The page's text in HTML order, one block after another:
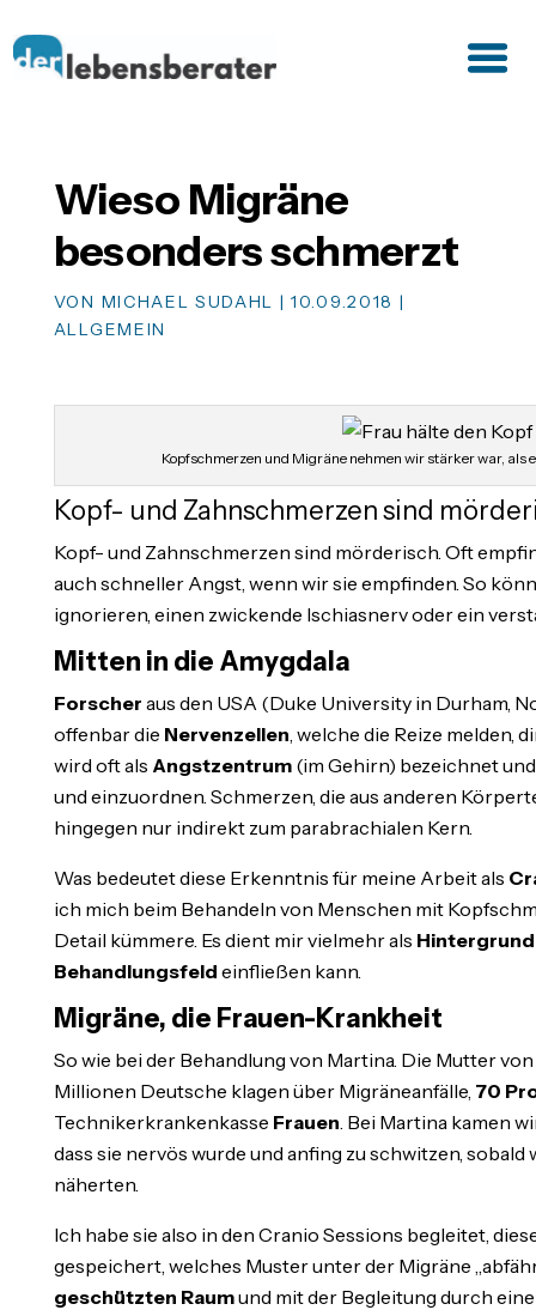
Wieso Migräne
besonders schmerzt
VON MICHAEL SUDAHL |10.09.2018 |
ALLGEMEIN
Kopfschmerzen und Migräne nehmen wir stärker war, als
Kopf- und Zahnschmerzen sind
Kopf- und Zahnschmerzen sind mörderisch. Oft
auch schneller Angst, wenn wir sie empfinden. So
ignorieren, einen zwickende Ischiasnerv oder ein
Mitten in die Amygdala
Forscher aus den USA (Duke University in Durham,
offenbar die Nervenzellen, welche die Reize melden,
wird oft als Angstzentrum(im Gehirn) bezeichnet
und einzuordnen. Schmerzen, die aus anderen
hingegen nur indirekt zum parabrachialen Kern.
Was bedeutet diese Erkenntnis für meine Arbeit als
ich mich beim Behandeln von Menschen mit
Detail kümmere. Es dient mir vielmehr als
Behandlungsfeld einfließen kann.
Migräne, die Frauen-Krankheit
So wie bei der Behandlung von Martina. Die Mutter
Millionen Deutsche klagen über Migräneanfälle, 70
Technikerkrankenkasse Frauen. Bei Martina kamen
dass sie nervös wurde und anfing zu schwitzen,
näherten.
Ich habe sie also in den Cranio Sessions begleitet,
gespeichert, welches Muster unter der Migräne
geschützten Raumund mit der Begleitung durch